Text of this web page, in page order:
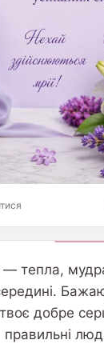
— тепла,
твоє добре
правильні